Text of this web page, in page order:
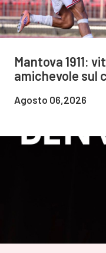
Mantova 1911:
amichevole sul
Agosto 06,2026